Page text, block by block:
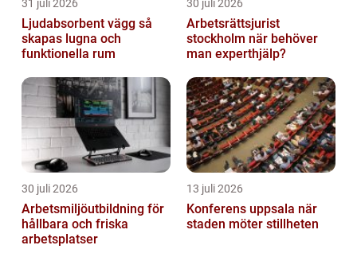
31 juli 2026
Ljudabsorbent vägg så
skapas lugna och
funktionella rum
30 juli 2026
Arbetsrättsjurist
stockholm när behöver
man experthjälp?
30 juli 2026
Arbetsmiljöutbildning för
hållbara och friska
arbetsplatser
13 juli 2026
Konferens uppsala när
staden möter stillheten